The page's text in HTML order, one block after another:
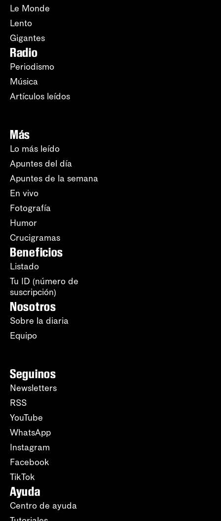
Le Monde
Lento
Gigantes
Radio
Periodismo
Música
Artículos leídos
Más
Lo más leído
Apuntes del día
Apuntes de la semana
En vivo
Fotografía
Humor
Crucigramas
Beneficios
Listado
Tu ID (número de
suscripción)
Nosotros
Sobre la diaria
Equipo
Seguinos
Newsletters
RSS
YouTube
WhatsApp
Instagram
Facebook
TikTok
Ayuda
Centro de ayuda